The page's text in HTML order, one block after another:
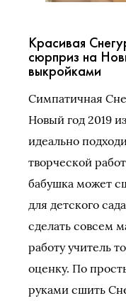
Красивая
сюрприз на
выкройками
Симпатичная
Новый год 2019
идеально
творческой
бабушка может
для детского
сделать совсем
работу учитель
оценку. По
руками сшить